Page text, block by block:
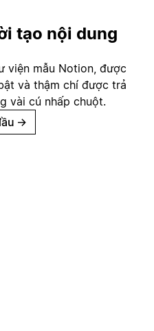
tạo nội dung
viện mẫu Notion, được
và thậm chí được trả
vài cú nhấp chuột.
→